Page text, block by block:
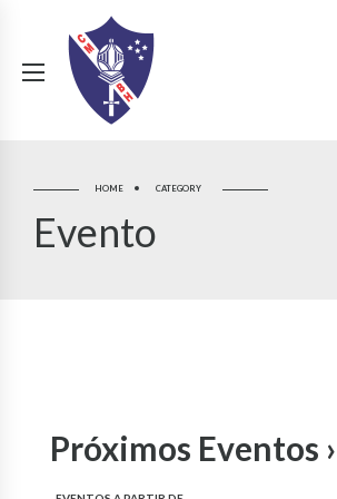
HOME CATEGORY
Evento
Próximos Eventos